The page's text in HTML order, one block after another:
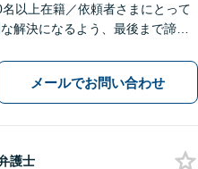
以上在籍／依頼者さまにとって
解決になるよう、最後まで諦め
続/交通事故/刑事事件など、ご相
ださい【夜間・休日対応】
メールでお問い合わせ
護士